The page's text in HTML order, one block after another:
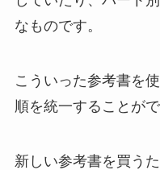
なものです。
こういった参考書を
順を統一することがで
新しい参考書を買う